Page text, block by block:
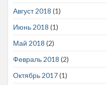
Август 2018 (1)
Июнь 2018 (1)
Май 2018 (2)
Февраль 2018 (2)
Октябрь 2017(1)